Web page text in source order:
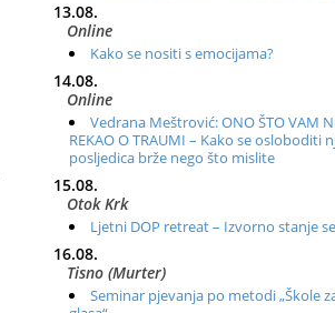
13.08.
Online
Kako se nositi s emocijama?
14.08.
Online
Vedrana Meštrović: ONO ŠTO VAM
REKAO O TRAUMI – Kako se osloboditi
posljedica brže nego što mislite
15.08.
Otok Krk
Ljetni DOP retreat – Izvorno stanje
16.08.
Tisno (Murter)
Seminar pjevanja po metodi „Škole